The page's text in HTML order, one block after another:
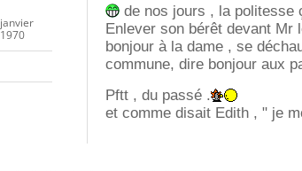
janvier
1970
de nos jours , la politesse
Enlever son bérêt devant Mr
bonjour à la dame , se
commune, dire bonjour aux
Pftt , du passé .
et comme disait Edith , " je